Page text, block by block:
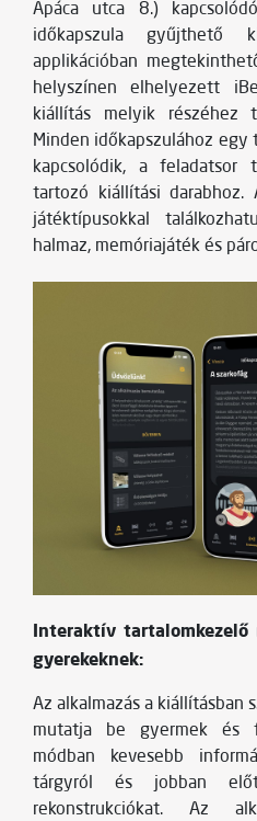
Apáca utca 8.)
időkapszula gyűjthető
applikációban
helyszínen elhelyezett
kiállítás melyik részéhez
Minden időkapszulához
kapcsolódik, a feladatsor
tartozó kiállítási darabhoz.
játéktípusokkal
halmaz, memóriajáték és
Interaktív
gyerekeknek:
Az alkalmazás a kiállításban
mutatja be gyermek és
módban kevesebb
tárgyról és jobban
rekonstrukciókat. Az